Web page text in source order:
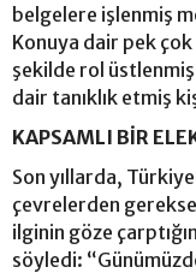
belgelere işlenmiş
Konuya dair pek
şekilde rol
dair tanıklık etmiş
KAPSAMLI BİR
Son yıllarda,
çevrelerden
ilginin göze
söyledi: